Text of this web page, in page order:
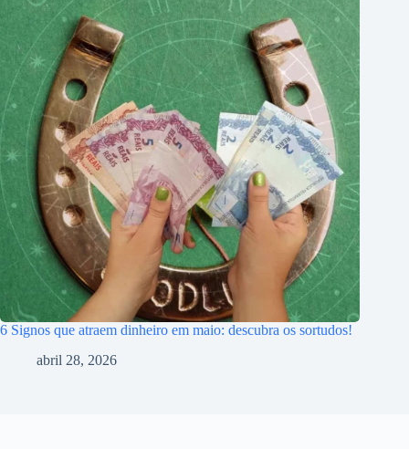
6 Signos que atraem dinheiro em maio: descubra os sortudos!
abril 28, 2026